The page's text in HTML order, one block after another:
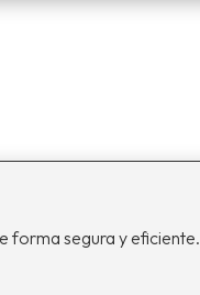
forma segura y eficiente.